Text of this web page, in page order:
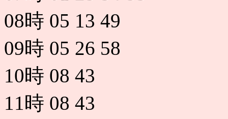
08時 05 13 49
09時 05 26 58
10時 08 43
11時 08 43